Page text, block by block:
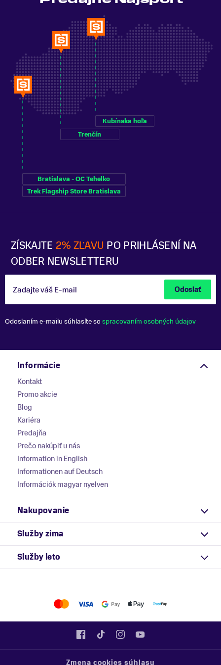
ZÍSKAJTE 2% ZĽAVU PO PRIHLÁSENÍ NA
ODBER NEWSLETTERU
Zadajte váš E-mail Odoslať
Odoslaním e-mailu súhlasíte sospracovaním osobných údajov
Bratislava - OC Tehelko
Trek Flagship Store Bratislava
Trenčín
Kubínska hoľa
Informácie
Kontakt
Promo akcie
Blog
Kariéra
Predajňa
Prečo nakúpiť u nás
Information in English
Informationen auf Deutsch
Információk magyar nyelven
Nakupovanie
Služby zima
Služby leto
Zmena cookies súhlasu